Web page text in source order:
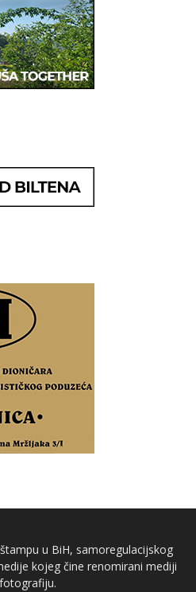
u BiH, samoregulacijskog
kojeg čine renomirani mediji